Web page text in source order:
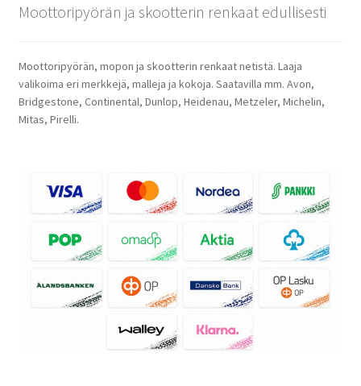
Moottoripyörän ja skootterin renkaat edullisesti
Moottoripyörän, mopon ja skootterin renkaat netistä. Laaja
valikoima eri merkkejä, malleja ja kokoja. Saatavilla mm. Avon,
Bridgestone, Continental, Dunlop, Heidenau, Metzeler, Michelin,
Mitas, Pirelli.